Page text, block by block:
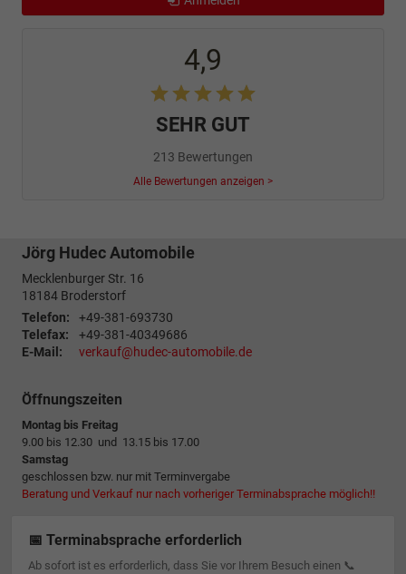
4,9
SEHR GUT
213 Bewertungen
Alle Bewertungen anzeigen >
Jörg Hudec Automobile
Mecklenburger Str. 16
18184 Broderstorf
Telefon:
+49-381-693730
Telefax:
+49-381-40349686
E-Mail:
verkauf@hudec-automobile.de
Öffnungszeiten
Montag bis Freitag
9.00 bis 12.30 und 13.15 bis 17.00
Samstag
geschlossen bzw. nur mit Terminvergabe
Beratung und Verkauf nur nach vorheriger Terminabsprache möglich!!
📅 Terminabsprache erforderlich
Ab sofort ist es erforderlich, dass Sie vor Ihrem Besuch einen 📞